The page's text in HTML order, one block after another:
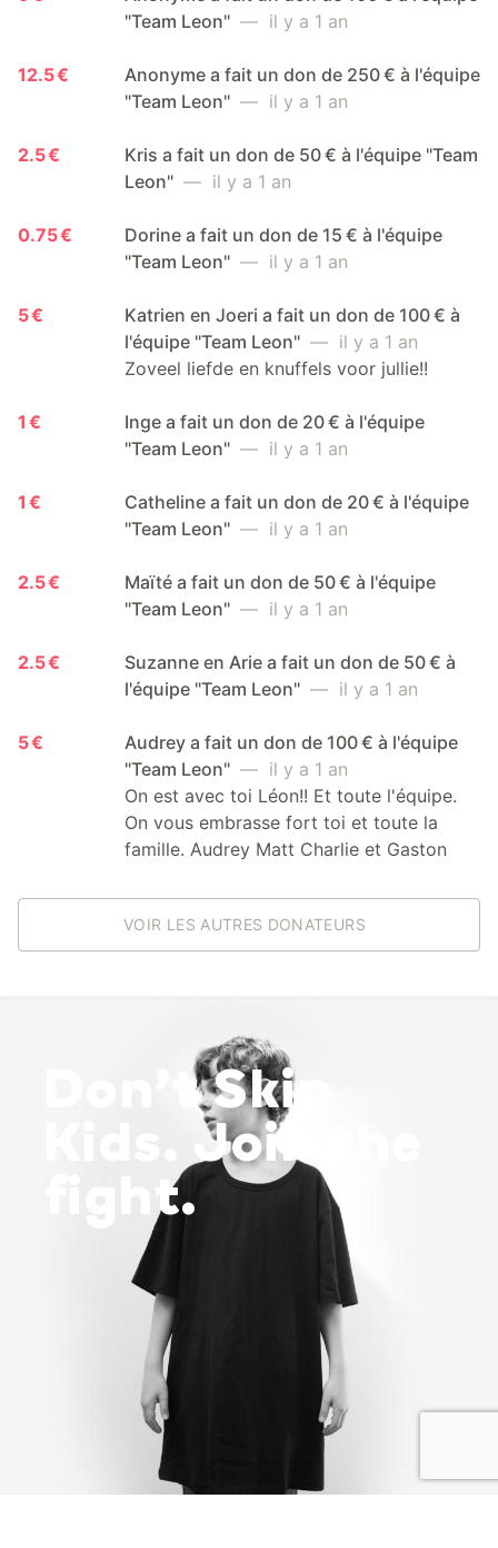
"Team Leon" — il y a 1 an
12.5 €
Anonyme a fait un don de 250 € à l'équipe
"Team Leon" — il y a 1 an
2.5 €
Kris a fait un don de 50 € à l'équipe "Team
Leon" — il y a 1 an
0.75 €
Dorine a fait un don de 15 € à l'équipe
"Team Leon" — il y a 1 an
5 €
Katrien en Joeri a fait un don de 100 € à
l'équipe "Team Leon" — il y a 1 an
Zoveel liefde en knuffels voor jullie!!
1 €
Inge a fait un don de 20 € à l'équipe
"Team Leon" — il y a 1 an
1 €
Catheline a fait un don de 20 € à l'équipe
"Team Leon" — il y a 1 an
2.5 €
Maïté a fait un don de 50 € à l'équipe
"Team Leon" — il y a 1 an
2.5 €
Suzanne en Arie a fait un don de 50 € à
l'équipe "Team Leon" — il y a 1 an
5 €
Audrey a fait un don de 100 € à l'équipe
"Team Leon" — il y a 1 an
On est avec toi Léon!! Et toute l'équipe.
On vous embrasse fort toi et toute la
famille. Audrey Matt Charlie et Gaston
VOIR LES AUTRES DONATEURS
Don’t Skip
Kids. Join the
fight.